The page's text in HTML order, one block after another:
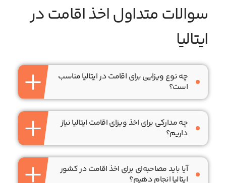
سوالات متداول اخذ اقامت در
ایتالیا
چه نوع ویزایی برای اقامت در ایتالیا مناسب
است؟
چه مدارکی برای اخذ ویزای اقامت ایتالیا نیاز
داریم؟
آیا باید مصاحبه‌ای برای اخذ اقامت در کشور
ایتالیا انجام دهیم؟